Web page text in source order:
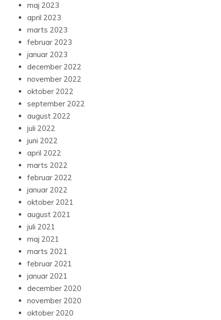
maj 2023
april 2023
marts 2023
februar 2023
januar 2023
december 2022
november 2022
oktober 2022
september 2022
august 2022
juli 2022
juni 2022
april 2022
marts 2022
februar 2022
januar 2022
oktober 2021
august 2021
juli 2021
maj 2021
marts 2021
februar 2021
januar 2021
december 2020
november 2020
oktober 2020